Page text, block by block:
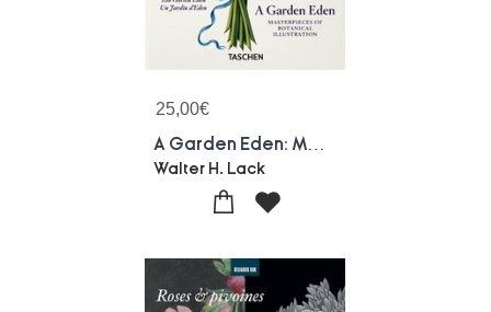
25,00€
Walter H. Lack